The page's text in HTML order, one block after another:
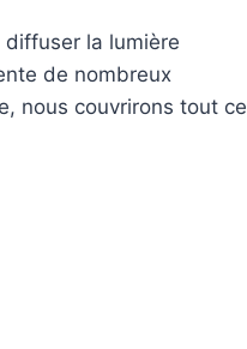
la lumière
de nombreux
nous couvrirons tout ce